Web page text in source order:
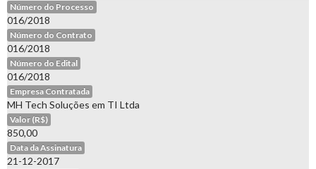
Número do Processo
016/2018
Número do Contrato
016/2018
Número do Edital
016/2018
Empresa Contratada
MH Tech Soluções em TI Ltda
Valor (R$)
850,00
Data da Assinatura
21-12-2017